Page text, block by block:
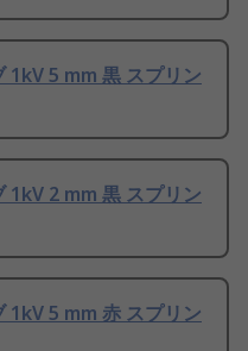
5 mm 黒 スプリン
2 mm 黒 スプリン
5 mm 赤 スプリン